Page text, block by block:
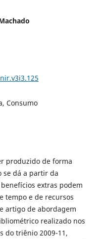
Consumo
produzido de forma
se dá a partir da
extras podem
tempo e de recursos
artigo de abordagem
realizado nos
do triênio 2009-11,